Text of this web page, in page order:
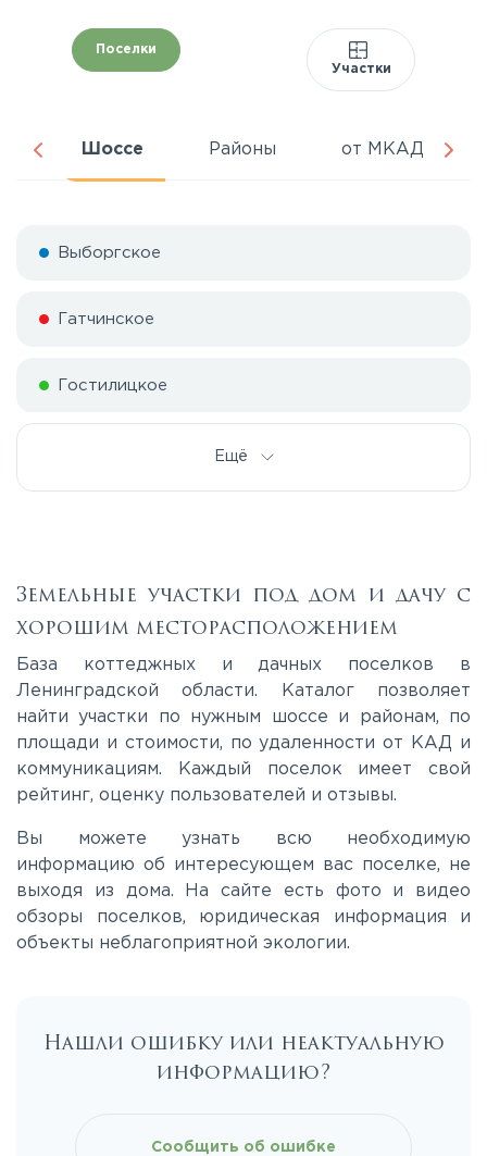
Поселки
Участки
Шоссе Районы от МКАД
Выборгское
Гатчинское
Гостилицкое
Красносельское
Новоприозерское
Приозерское
Ещё
Земельные участки под дом и дачу с
хорошим месторасположением
База коттеджных и дачных поселков в
Ленинградской области. Каталог позволяет
найти участки по нужным шоссе и районам, по
площади и стоимости, по удаленности от КАД и
коммуникациям. Каждый поселок имеет свой
рейтинг, оценку пользователей и отзывы.
Вы можете узнать всю необходимую
информацию об интересующем вас поселке, не
выходя из дома. На сайте есть фото и видео
обзоры поселков, юридическая информация и
объекты неблагоприятной экологии.
Нашли ошибку или неактуальную
информацию?
Сообщить об ошибке